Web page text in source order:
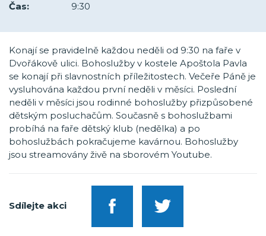
Čas: 9:30
Konají se pravidelně každou neděli od 9:30 na faře v
Dvořákově ulici. Bohoslužby v kostele Apoštola Pavla
se konají při slavnostních příležitostech. Večeře Páně je
vysluhována každou první neděli v měsíci. Poslední
neděli v měsíci jsou rodinné bohoslužby přizpůsobené
dětským posluchačům. Současně s bohoslužbami
probíhá na faře dětský klub (nedělka) a po
bohoslužbách pokračujeme kavárnou. Bohoslužby
jsou streamovány živě na sborovém Youtube.
Sdílejte akci